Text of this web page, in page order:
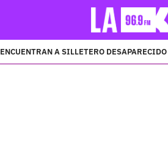
ENCUENTRAN A SILLETERO DESAPARECIDO